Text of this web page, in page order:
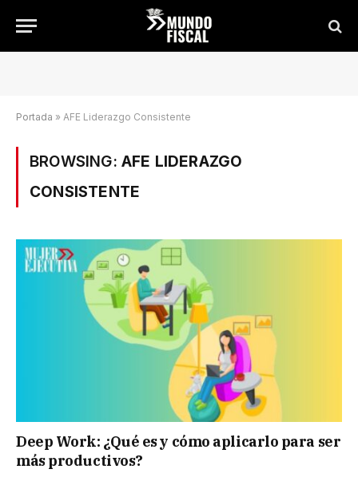
Portada » AFE Liderazgo Consistente
BROWSING: AFE LIDERAZGO
CONSISTENTE
Deep Work: ¿Qué es y cómo aplicarlo para ser
más productivos?